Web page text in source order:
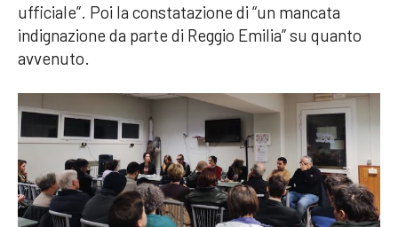
ufficiale”. Poi la constatazione di “un mancata
indignazione da parte di Reggio Emilia” su quanto
avvenuto.